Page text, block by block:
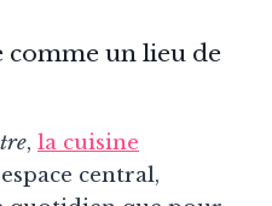
comme un lieu de
, la cuisine
central,